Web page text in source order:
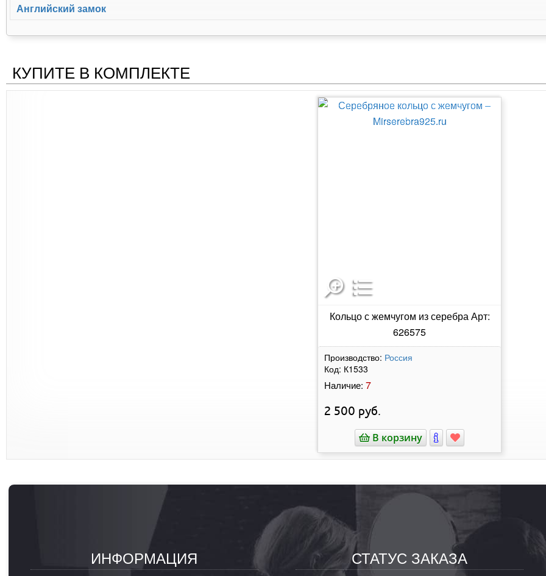
Английский замок
КУПИТЕ В КОМПЛЕКТЕ
Кольцо с жемчугом из серебра Арт:
626575
Производство: Россия
Код: К1533
Наличие: 7
2 500 руб.
В корзину
ИНФОРМАЦИЯ СТАТУС ЗАКАЗА